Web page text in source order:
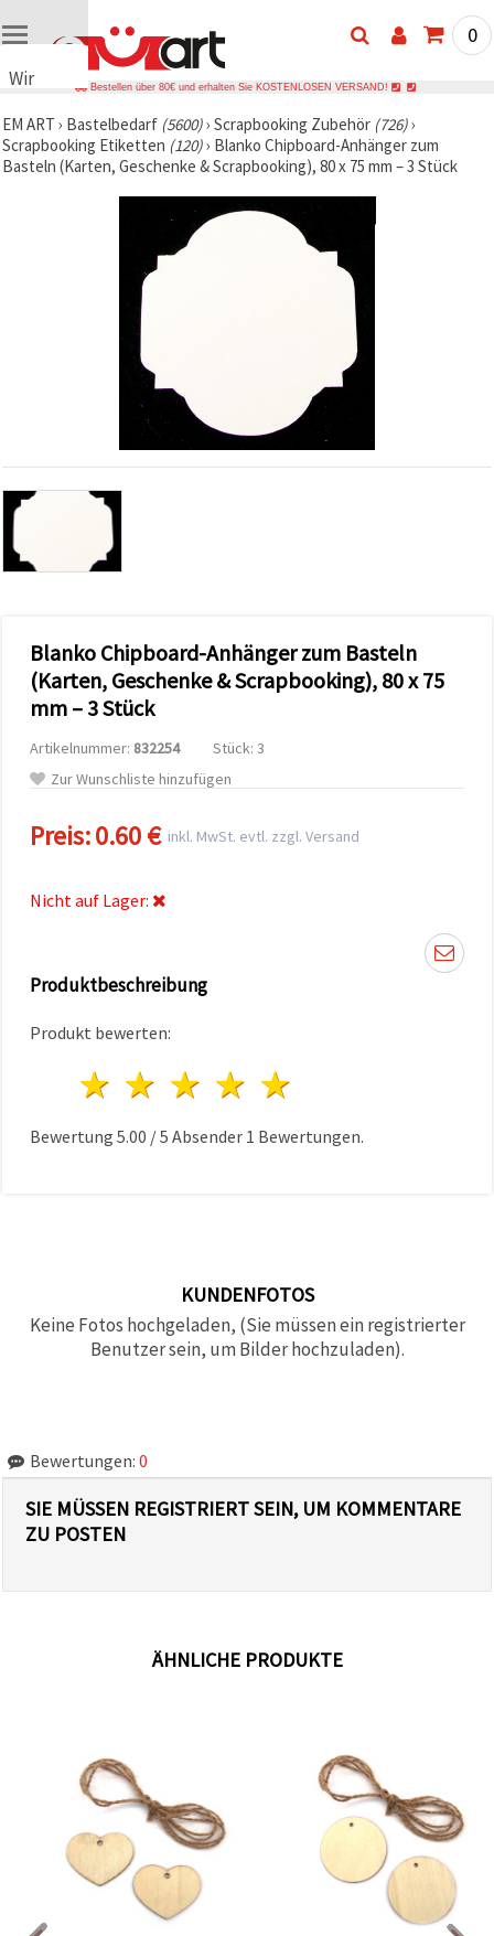
Wir
Cookies
🍪 Wir
verwenden
Datenverkehr
zu
analysieren
sowie
relevantere
Unterstützung
unserer
Partner für
Analyse
Marketing.
ablehnen
Einstellungen
Einwilligung
können Sie
ändern
Datenschutzerklärung
Richtlinie
0
Bestellen über 80€ und erhalten Sie KOSTENLOSEN VERSAND!
EM ART › Bastelbedarf (5600)› Scrapbooking Zubehör (726)›
Scrapbooking Etiketten (120)› Blanko Chipboard-Anhänger zum
Basteln (Karten, Geschenke & Scrapbooking), 80 x 75 mm – 3 Stück
Blanko Chipboard-Anhänger zum Basteln
(Karten, Geschenke & Scrapbooking), 80 x 75
mm – 3 Stück
Artikelnummer: 832254
Stück: 3
Zur Wunschliste hinzufügen
Preis:0.60 €inkl. MwSt. evtl. zzgl. Versand
Nicht auf Lager:
Produktbeschreibung
Produkt bewerten:
4 Sterne
3 Sterne
2 Sterne
1 Stern
Bewertung 5.00 /5 Absender 1 Bewertungen.
KUNDENFOTOS
Keine Fotos hochgeladen, (Sie müssen ein registrierter
Benutzer sein, um Bilder hochzuladen).
Bewertungen: 0
SIE MÜSSEN REGISTRIERT SEIN, UM KOMMENTARE
ZU POSTEN
ÄHNLICHE PRODUKTE